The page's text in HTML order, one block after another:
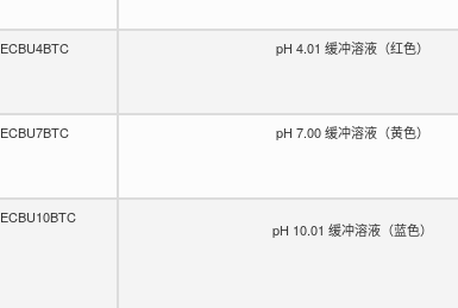
ECBU4BTC pH 4.01 缓冲溶液（红色）
ECBU7BTC pH 7.00 缓冲溶液（黄色）
ECBU10BTC
pH 10.01 缓冲溶液（蓝色）